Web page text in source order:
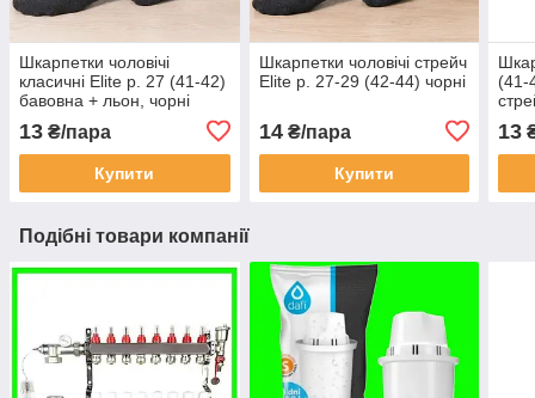
Шкарпетки чоловічі
класичні Elite р. 27 (41-42)
бавовна + льон, чорні
13 ₴/пара
Купити
Шкарпетки чоловічі стрейч
Elite р. 27-29 (42-44) чорні
14₴/пара
Купити
(41-
13
Подібні товари компанії